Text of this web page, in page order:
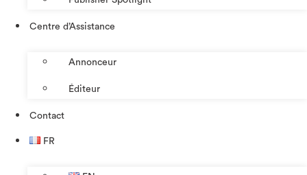
Centre d’Assistance
Annonceur
Éditeur
Contact
FR